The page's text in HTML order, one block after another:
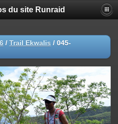
du site Runraid
/ Trail Ekwalis / 045-